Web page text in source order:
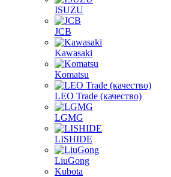
ISUZU
JCB
Kawasaki
Komatsu
LEO Trade (качество)
LGMG
LISHIDE
LiuGong
Kubota